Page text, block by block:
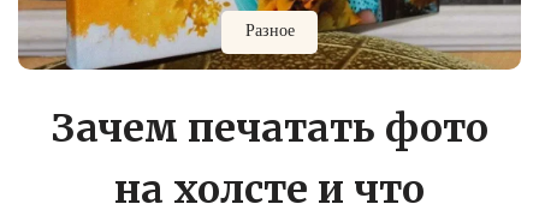
Разное
Зачем печатать фото
на холсте и что